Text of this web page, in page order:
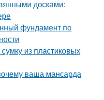
досками:
фундамент по
из пластиковых
ваша мансарда